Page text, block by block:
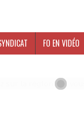
FO EN VIDÉO